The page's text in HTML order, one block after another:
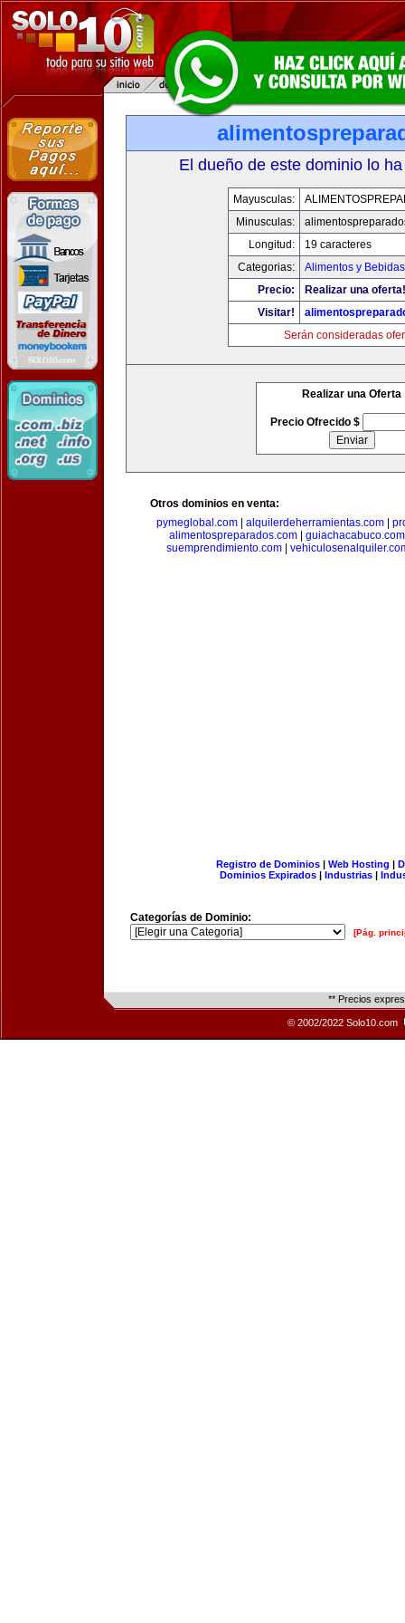
El dueño de este dominio lo
Mayusculas:
Minusculas:
Longitud:
19 caracteres
Categorias:
Alimentos y Bebidas
Precio:
Realizar una oferta!
Visitar!
Serán consideradas
Realizar una Oferta
Precio Ofrecido $
Otros dominios en venta:
pymeglobal.com| alquilerdeherramientas.com|
alimentospreparados.com| guiachacabuco.com
suemprendimiento.com|
Registro de Dominios| Web Hosting |
Dominios Expirados | Industrias |
Categorías de Dominio:
[Pág.
** Precios
© 2002/2022 Solo10.com